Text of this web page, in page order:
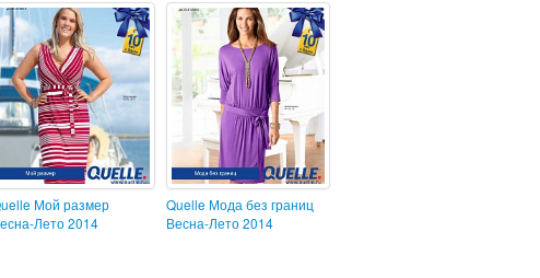
Мой размер
Лето 2014
Quelle Мода без границ
Весна-Лето 2014